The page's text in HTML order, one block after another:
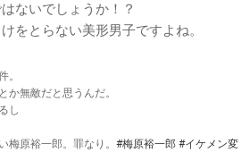
ないでしょうか！？
をとらない美形男子ですよね。
。
か無敵だと思うんだ。
し
梅原裕一郎。罪なり。 #梅原裕一郎 #イケメン変